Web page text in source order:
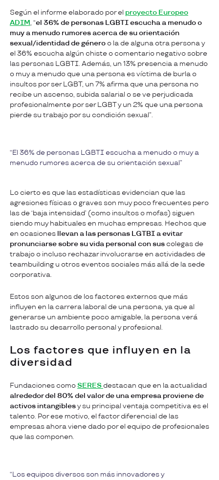
Según el informe elaborado por el proyecto Europeo
ADIM, “el 36% de personas LGBTI escucha a menudo o
muy a menudo rumores acerca de su orientación
sexual/identidad de género o la de alguna otra persona y
el 36% escucha algún chiste o comentario negativo sobre
las personas LGBTI. Además, un 13% presencia a menudo
o muy a menudo que una persona es víctima de burla o
insultos por ser LGBT, un 7% afirma que una persona no
recibe un ascenso, subida salarial o se ve perjudicada
profesionalmente por ser LGBT y un 2% que una persona
pierde su trabajo por su condición sexual”.
El 36% de personas LGBTI escucha a menudo o muy a
menudo rumores acerca de su orientación sexual
Lo cierto es que las estadísticas evidencian que las
agresiones físicas o graves son muy poco frecuentes pero
las de ‘baja intensidad’ (como insultos o mofas) siguen
siendo muy habituales en muchas empresas. Hechos que
en ocasiones llevan a las personas LGTBI a evitar
pronunciarse sobre su vida personal con sus colegas de
trabajo o incluso rechazar involucrarse en actividades de
teambuilding u otros eventos sociales más allá de la sede
corporativa.
Estos son algunos de los factores externos que más
influyen en la carrera laboral de una persona, ya que al
generarse un ambiente poco amigable, la persona verá
lastrado su desarrollo personal y profesional.
Los factores que influyen en la
diversidad
Fundaciones comoSERES destacan que en la actualidad
alrededor del 80% del valor de una empresa proviene de
activos intangiblesy su principal ventaja competitiva es el
talento. Por ese motivo, el factor diferencial de las
empresas ahora viene dado por el equipo de profesionales
que las componen.
Los equipos diversos son más innovadores y